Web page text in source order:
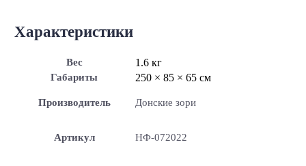
Характеристики
Вес 1.6 кг
Габариты 250 × 85 × 65 см
Производитель Донские зори
Артикул НФ-072022